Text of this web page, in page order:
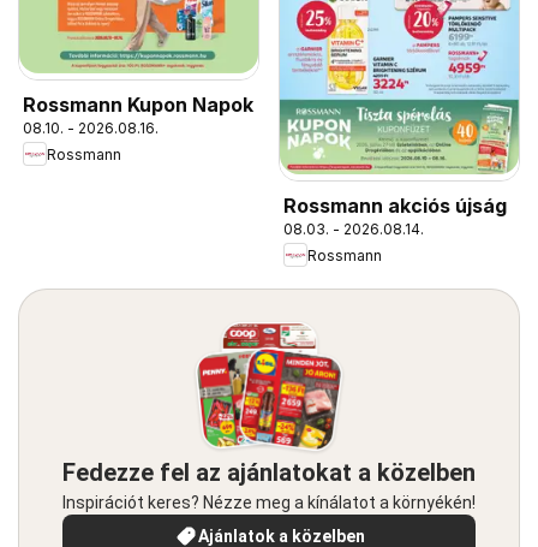
Rossmann Kupon Napok
08.10. - 2026.08.16.
Rossmann
Rossmann akciós újság
08.03. - 2026.08.14.
Rossmann
Fedezze fel az ajánlatokat a közelben
Inspirációt keres? Nézze meg a kínálatot a környékén!
Ajánlatok a közelben